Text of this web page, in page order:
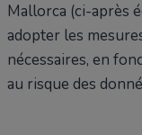
Mallorca (ci-après
adopter les
nécessaires, en
au risque des